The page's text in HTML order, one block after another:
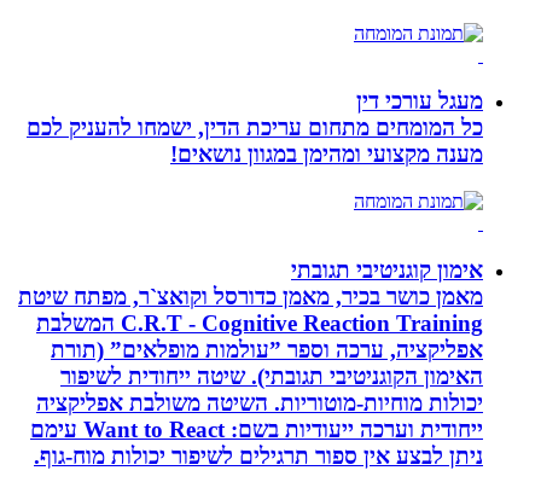
מעגל עורכי דין
כל המומחים מתחום עריכת הדין, ישמחו להעניק לכם
מענה מקצועי ומהימן במגוון נושאים!
אימון קוגניטיבי תגובתי
מאמן כושר בכיר, מאמן כדורסל וקואצ`ר, מפתח שיטת
C.R.T - Cognitive Reaction Training המשלבת
אפליקציה, ערכה וספר ”עולמות מופלאים” (תורת
האימון הקוגניטיבי תגובתי). שיטה ייחודית לשיפור
יכולות מוחיות-מוטוריות. השיטה משולבת אפליקציה
ייחודית וערכה ייעודיות בשם: Want to React עימם
ניתן לבצע אין ספור תרגילים לשיפור יכולות מוח-גוף.